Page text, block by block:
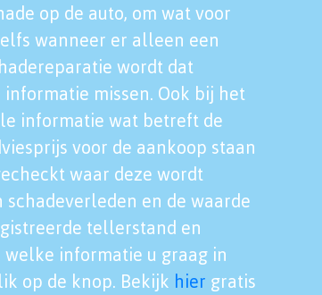
op de auto, om wat voor
wanneer er alleen een
wordt dat
missen. Ook bij het
informatie wat betreft de
voor de aankoop staan
waar deze wordt
en de waarde
tellerstand en
informatie u graag in
op de knop. Bekijk hier gratis